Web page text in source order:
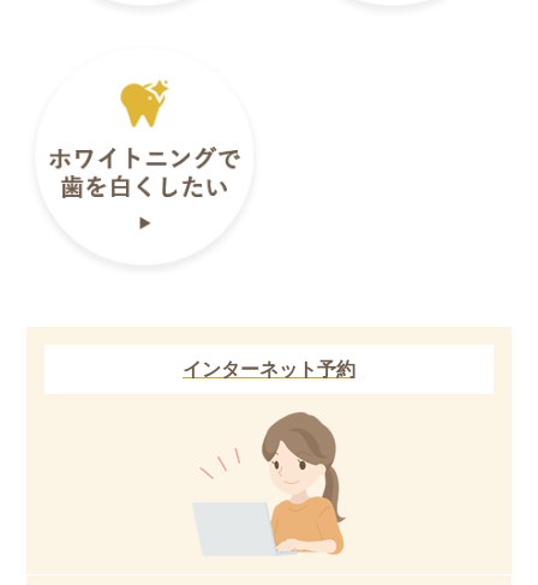
インターネット予約